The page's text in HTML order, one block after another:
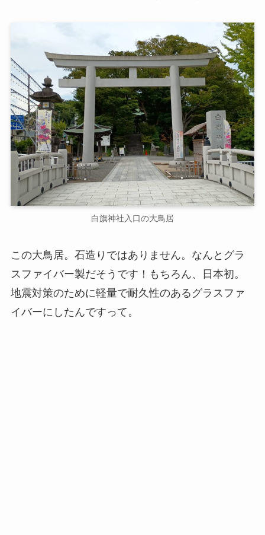
白旗神社入口の大鳥居
この大鳥居。石造りではありません。なんとグラ
スファイバー製だそうです！もちろん、日本初。
地震対策のために軽量で耐久性のあるグラスファ
イバーにしたんですって。